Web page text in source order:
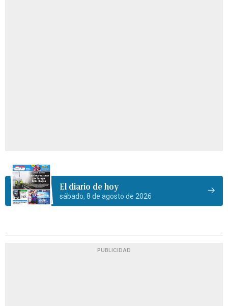
El diario de hoy
sábado, 8 de agosto de 2026
PUBLICIDAD